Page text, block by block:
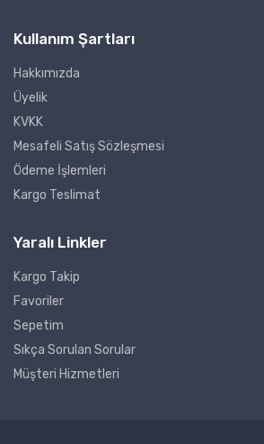
Kullanım Şartları
Hakkımızda
Üyelik
KVKK
Mesafeli Satış Sözleşmesi
Ödeme İşlemleri
Kargo Teslimat
Yaralı Linkler
Kargo Takip
Favoriler
Sepetim
Sıkça Sorulan Sorular
Müşteri Hizmetleri